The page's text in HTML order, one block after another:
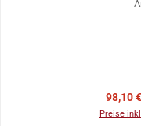
98,10 €
Preise